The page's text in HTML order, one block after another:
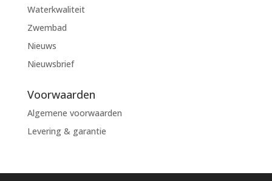
Waterkwaliteit
Zwembad
Nieuws
Nieuwsbrief
Voorwaarden
Algemene voorwaarden
Levering & garantie